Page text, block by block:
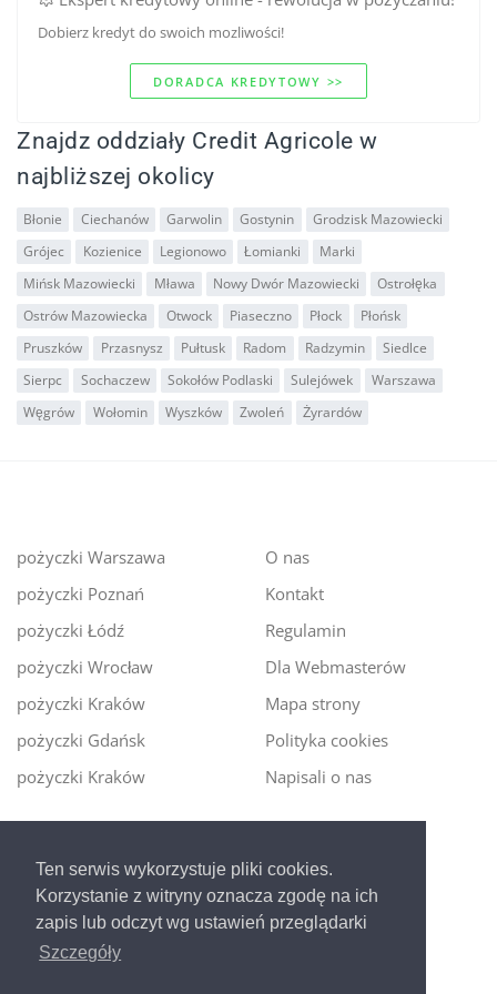
Ten serwis wykorzystuje pliki cookies.
Korzystanie z witryny oznacza zgodę na ich
zapis lub odczyt wg ustawień przeglądarki
Szczegóły
Dobierz kredyt do swoich mozliwości!
DORADCA KREDYTOWY >>
Znajdz oddziały Credit Agricole w
najbliższej okolicy
Błonie Ciechanów Garwolin Gostynin
Grodzisk Mazowiecki
Grójec
Kozienice Legionowo Łomianki
Marki
Mińsk Mazowiecki
Mława Nowy Dwór Mazowiecki
Ostrołęka
Ostrów Mazowiecka
Otwock Piaseczno Płock
Płońsk
Pruszków
Przasnysz Pułtusk Radom Radzymin
Siedlce
Sierpc
Sochaczew Sokołów Podlaski Sulejówek
Warszawa
Węgrów
Wołomin Wyszków Zwoleń Żyrardów
pożyczki Warszawa
pożyczki Poznań
pożyczki Łódź
pożyczki Wrocław
pożyczki Kraków
pożyczki Gdańsk
pożyczki Kraków
O nas
Kontakt
Regulamin
Dla Webmasterów
Mapa strony
Polityka cookies
Napisali o nas
Ekspert kredytowy online - nowa era szybkiego i
bezpiecznego pożyczania!